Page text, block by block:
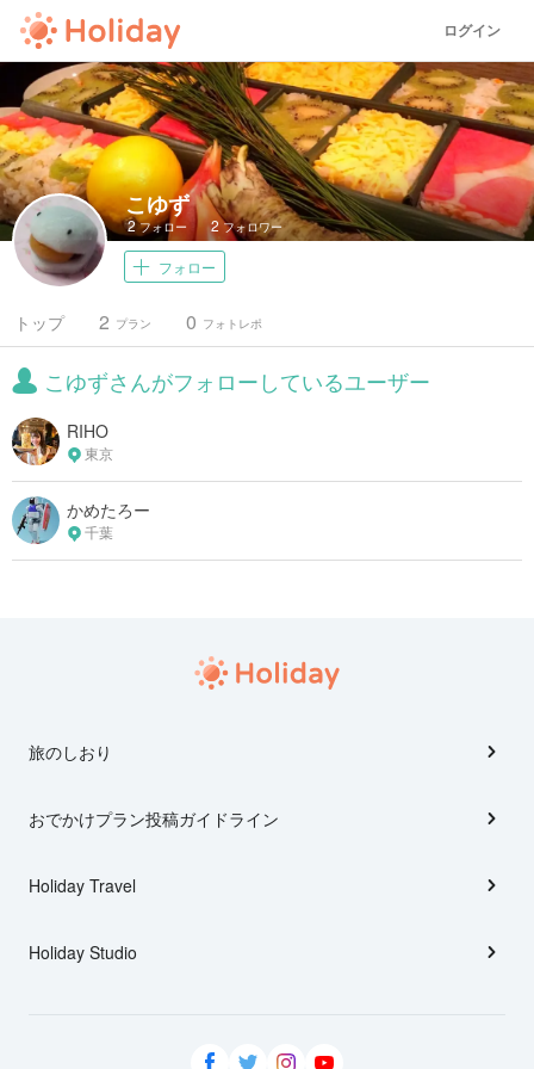
ログイン
こゆず
2フォロー 2フォロワー
フォロー
トップ プラン
2 フォトレポ
0
こゆずさんがフォローしているユーザー
RIHO
東京
かめたろー
千葉
旅のしおり
おでかけプラン投稿ガイドライン
Holiday Travel
Holiday Studio